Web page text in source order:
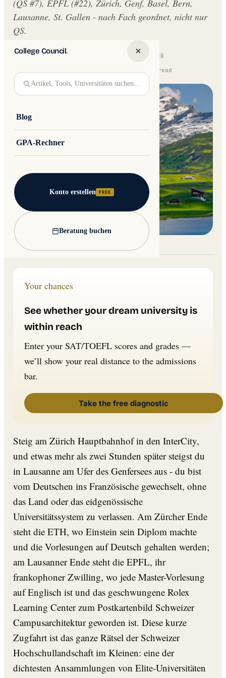
College Council.
Artikel, Tools, Universitäten suchen…
Blog
GPA-Rechner
Konto erstellen FREE
Beratung buchen
(QS #7), EPFL (#22), Zürich, Genf, Basel, Bern,
Lausanne, St. Gallen - nach Fach geordnet, nicht nur
QS.
Written byJakub Andre College Council
Updated 16 February 2026 · 12 min read
Lead image: Wikimedia Commons
Your chances
See whether your dream university is
within reach
Enter your SAT/TOEFL scores and grades —
we’ll show your real distance to the admissions
bar.
Take the free diagnostic
Steig am Zürich Hauptbahnhof in den InterCity,
und etwas mehr als zwei Stunden später steigst du
in Lausanne am Ufer des Genfersees aus - du bist
vom Deutschen ins Französische gewechselt, ohne
das Land oder das eidgenössische
Universitätssystem zu verlassen. Am Zürcher Ende
steht die ETH, wo Einstein sein Diplom machte
und die Vorlesungen auf Deutsch gehalten werden;
am Lausanner Ende steht die EPFL, ihr
frankophoner Zwilling, wo jede Master-Vorlesung
auf Englisch ist und das geschwungene Rolex
Learning Center zum Postkartenbild Schweizer
Campusarchitektur geworden ist. Diese kurze
Zugfahrt ist das ganze Rätsel der Schweizer
Hochschullandschaft im Kleinen: eine der
dichtesten Ansammlungen von Elite-Universitäten